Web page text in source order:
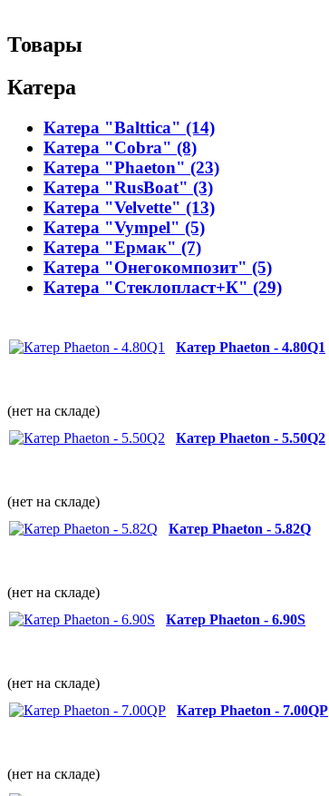
Товары
Катера
Катера "Balttica" (14)
Катера "Cobra" (8)
Катера "Phaeton" (23)
Катера "RusBoat" (3)
Катера "Velvette" (13)
Катера "Vympel" (5)
Катера "Ермак" (7)
Катера "Онегокомпозит" (5)
Катера "Стеклопласт+К" (29)
Катер Phaeton - 4.80Q1
(нет на складе)
Катер Phaeton - 5.50Q2
(нет на складе)
Катер Phaeton - 5.82Q
(нет на складе)
Катер Phaeton - 6.90S
(нет на складе)
Катер Phaeton - 7.00QP
(нет на складе)